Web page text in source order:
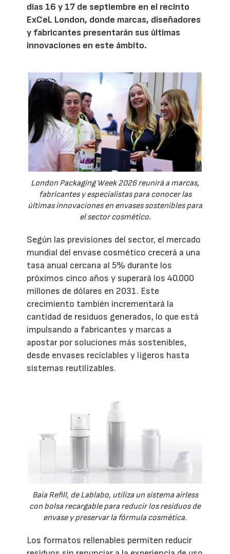
días 16 y 17 de septiembre en el recinto
ExCeL London, donde marcas, diseñadores
y fabricantes presentarán sus últimas
innovaciones en este ámbito.
London Packaging Week 2026 reunirá a marcas,
fabricantes y especialistas para conocer las
últimas innovaciones en envases sostenibles para
el sector cosmético.
Según las previsiones del sector, el mercado
mundial del envase cosmético crecerá a una
tasa anual cercana al 5% durante los
próximos cinco años y superará los 40.000
millones de dólares en 2031. Este
crecimiento también incrementará la
cantidad de residuos generados, lo que está
impulsando a fabricantes y marcas a
apostar por soluciones más sostenibles,
desde envases reciclables y ligeros hasta
sistemas reutilizables.
Baia Refill, de Lablabo, utiliza un sistema airless
con bolsa recargable para reducir los residuos de
envase y preservar la fórmula cosmética.
Los formatos rellenables permiten reducir